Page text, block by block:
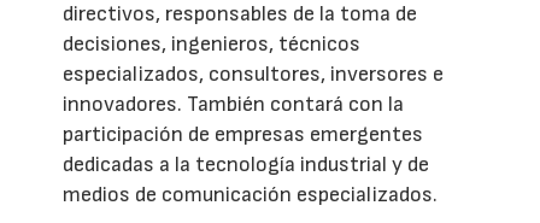
directivos, responsables de la toma de
decisiones, ingenieros, técnicos
especializados, consultores, inversores e
innovadores. También contará con la
participación de empresas emergentes
dedicadas a la tecnología industrial y de
medios de comunicación especializados.